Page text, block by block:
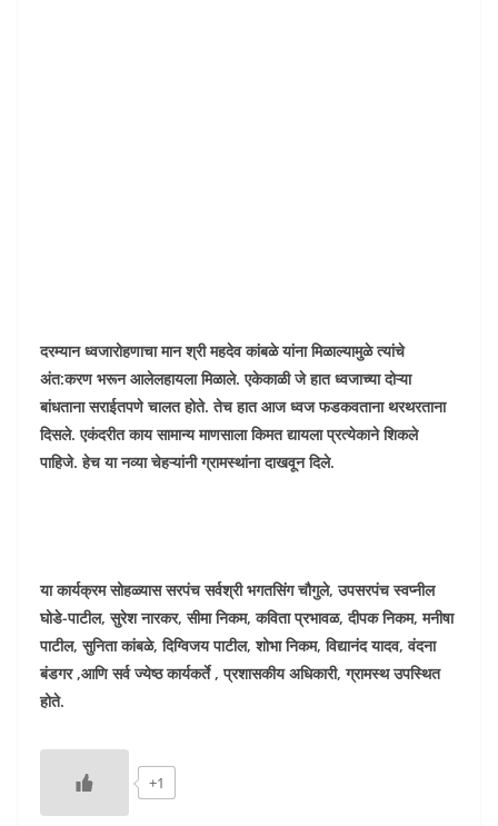
दरम्यान ध्वजारोहणाचा मान श्री महदेव कांबळे यांना मिळाल्यामुळे त्यांचे
अंत:करण भरून आलेलहायला मिळाले. एकेकाळी जे हात ध्वजाच्या दोऱ्या
बांधताना सराईतपणे चालत होते. तेच हात आज ध्वज फडकवताना थरथरताना
दिसले. एकंदरीत काय सामान्य माणसाला किमत द्यायला प्रत्येकाने शिकले
पाहिजे. हेच या नव्या चेहऱ्यांनी ग्रामस्थांना दाखवून दिले.
या कार्यक्रम सोहळ्यास सरपंच सर्वश्री भगतसिंग चौगुले, उपसरपंच स्वप्नील
घोडे-पाटील, सुरेश नारकर, सीमा निकम, कविता प्रभावळ, दीपक निकम, मनीषा
पाटील, सुनिता कांबळे, दिग्विजय पाटील, शोभा निकम, विद्यानंद यादव, वंदना
बंडगर ,आणि सर्व ज्येष्ठ कार्यकर्ते , प्रशासकीय अधिकारी, ग्रामस्थ उपस्थित
होते.
+1